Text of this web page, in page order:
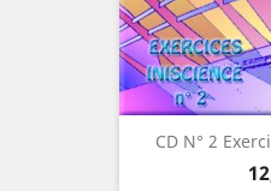
CD N° 2